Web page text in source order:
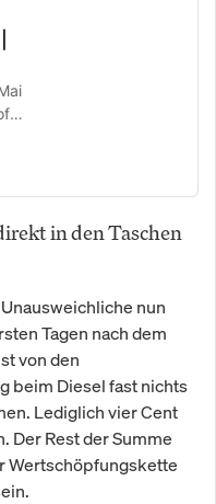
in den Taschen
nun
Tagen nach dem
von den
beim Diesel fast nichts
Lediglich vier Cent
Der Rest der Summe
Wertschöpfungskette